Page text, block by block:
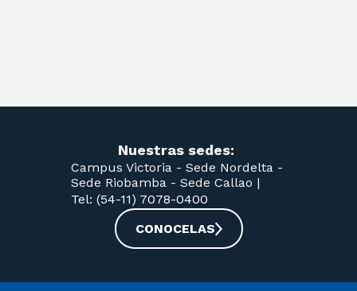
Nuestras sedes:
Campus Victoria - Sede Nordelta -
Sede Riobamba - Sede Callao |
Tel: (54-11) 7078-0400
CONOCELAS